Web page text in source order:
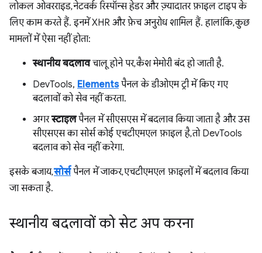
लोकल ओवरराइड, नेटवर्क रिस्पॉन्स हेडर और ज़्यादातर फ़ाइल टाइप के
लिए काम करते हैं. इनमें XHR और फ़ेच अनुरोध शामिल हैं. हालांकि, कुछ
मामलों में ऐसा नहीं होता:
स्थानीय बदलावचालू होने पर, कैश मेमोरी बंद हो जाती है.
DevTools, Elementsपैनल के डीओएम ट्री में किए गए
बदलावों को सेव नहीं करता.
अगरस्टाइलपैनल में सीएसएस में बदलाव किया जाता है और उस
सीएसएस का सोर्स कोई एचटीएमएल फ़ाइल है, तो DevTools
बदलाव को सेव नहीं करेगा.
इसके बजाय,सोर्सपैनल में जाकर, एचटीएमएल फ़ाइलों में बदलाव किया
जा सकता है.
स्थानीय बदलावों को सेट अप करना